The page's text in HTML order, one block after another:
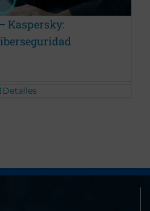
Kaspersky:
Detalles